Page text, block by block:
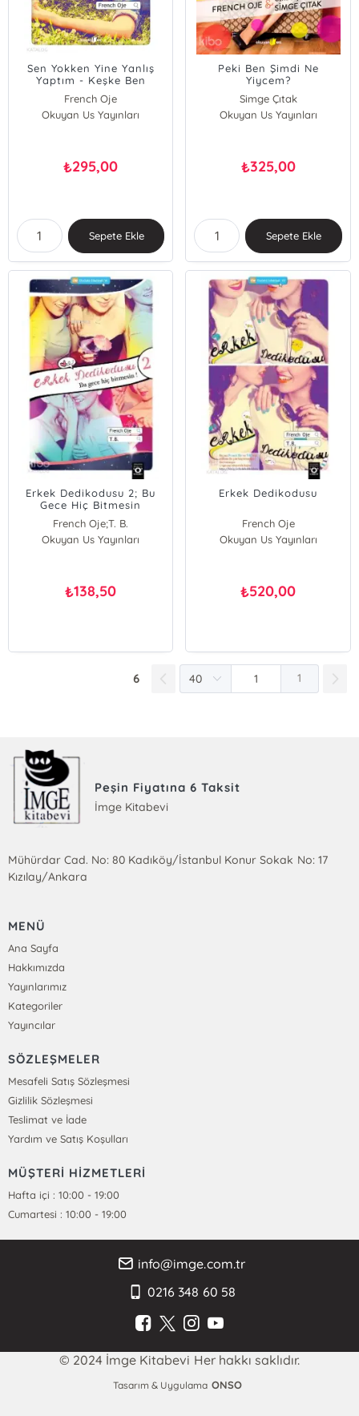
Sen Yokken Yine Yanlış
Yaptım - Keşke Ben
Uyurken Gitseydin 2
French Oje
Okuyan Us Yayınları
₺295,00
Sepete Ekle
Peki Ben Şimdi Ne
Yiycem?
Simge Çıtak
French Oje
Okuyan Us Yayınları
₺325,00
Sepete Ekle
Erkek Dedikodusu 2; Bu
Gece Hiç Bitmesin
French Oje;T. B.
French Oje
Okuyan Us Yayınları
₺138,50
Erkek Dedikodusu
French Oje
Okuyan Us Yayınları
₺520,00
6 1
Peşin Fiyatına 6 Taksit
İmge Kitabevi
Mühürdar Cad. No: 80 Kadıköy/İstanbul Konur Sokak No: 17
Kızılay/Ankara
MENÜ
Ana Sayfa
Hakkımızda
Yayınlarımız
Kategoriler
Yayıncılar
SÖZLEŞMELER
Mesafeli Satış Sözleşmesi
Gizlilik Sözleşmesi
Teslimat ve İade
Yardım ve Satış Koşulları
MÜŞTERİ HİZMETLERİ
Hafta içi : 10:00 - 19:00
Cumartesi : 10:00 - 19:00
info@imge.com.tr
0216 348 60 58
© 2024 İmge Kitabevi Her hakkı saklıdır.
Tasarım & Uygulama ONSO